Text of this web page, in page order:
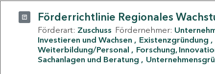
Förderrichtlinie Regionales
Förderart: Zuschuss Fördernehmer:
Investieren und Wachsen
Existenzgründung
Weiterbildung/Personal
Forschung,
Sachanlagen und Beratung